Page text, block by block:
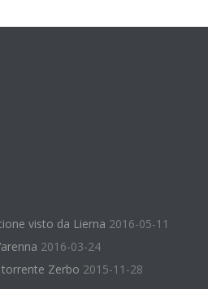
visto da Lierna 2016-05-11
2016-03-24
Zerbo 2015-11-28